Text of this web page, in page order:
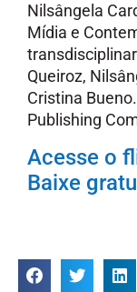
Nilsângela
Mídia e
Queiroz,
Cristina
Publishing
Acesse o
Baixe